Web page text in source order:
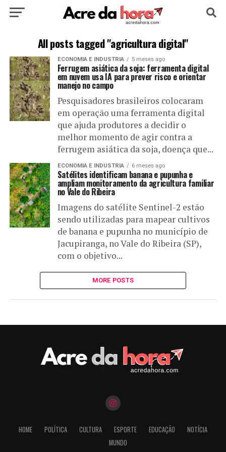
HOME POLÍTICA CULTURA ESPORTE
EDUCAÇÃO NOTÍCIA MUNDO
All posts tagged "agricultura digital"
ECONOMIA E INDUSTRIA 5 meses ago
Ferrugem asiática da soja: ferramenta digital
em nuvem usa IA para prever risco e orientar
manejo no campo
Pesquisadores brasileiros colocaram
em operação uma ferramenta digital
que ajuda produtores a decidir o
melhor momento de agir contra a
ferrugem asiática da soja, doença que...
ECONOMIA E INDUSTRIA 6 meses ago
Satélites identificam banana e pupunha e
ampliam monitoramento da agricultura familiar
no Vale do Ribeira
Imagens do satélite Sentinel-2 estão
sendo utilizadas para mapear cultivos
de banana e pupunha no município de
Jacupiranga, no Vale do Ribeira (SP),
com o objetivo...
MORE POSTS
HOME POLÍTICA CULTURA ESPORTE EDUCAÇÃO
NOTÍCIA
MUNDO